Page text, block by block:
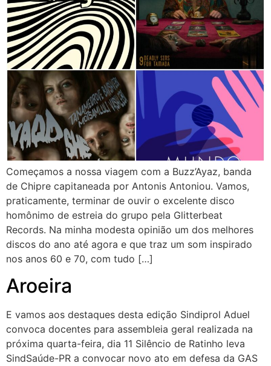
Começamos a nossa viagem com a Buzz’Ayaz, banda
de Chipre capitaneada por Antonis Antoniou. Vamos,
praticamente, terminar de ouvir o excelente disco
homônimo de estreia do grupo pela Glitterbeat
Records. Na minha modesta opinião um dos melhores
discos do ano até agora e que traz um som inspirado
nos anos 60 e 70, com tudo […]
Aroeira
E vamos aos destaques desta edição Sindiprol Aduel
convoca docentes para assembleia geral realizada na
próxima quarta-feira, dia 11 Silêncio de Ratinho leva
SindSaúde-PR a convocar novo ato em defesa da GAS